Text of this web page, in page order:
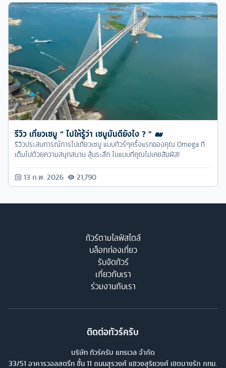
รีวิว เที่ยวเซบู “ ไปให้รู้ว่า เซบูมันดียังไง ? ” 🐋
รีวิวประสบการณ์การไปเที่ยวเซบู แบบทัวร์ๆครั้งแรกของคุณ Omega ที่
เต็มไปด้วยความสนุกสนาน ลุ้นระลึก ในแบบที่คุณไม่เคยสัมผัส!
13 ก.พ. 2026 21,790
ทัวร์ตามไลฟ์สไตล์
บล็อกท่องเที่ยว
รับจัดทัวร์
เกี่ยวกับเรา
ร่วมงานกับเรา
ติดต่อทัวร์ครับ
บริษัท ทัวร์ครับ แทรเวล จำกัด
33/51 อาคารวอลสตรีท ชั้น 11 ถนนสุรวงศ์ แขวงสุริยวงศ์ เขตบางรัก กทม.